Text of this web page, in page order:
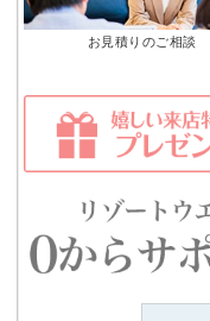
お見積りのご相談